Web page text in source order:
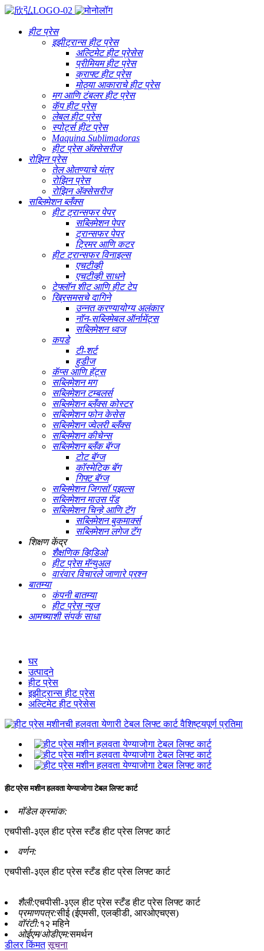
हीट प्रेस
इझीट्रान्स हीट प्रेस
अल्टिमेट हीट प्रेसेस
प्रीमियम हीट प्रेस
क्राफ्ट हीट प्रेस
मोठ्या आकाराचे हीट प्रेस
मग आणि टंबलर हीट प्रेस
कॅप हीट प्रेस
लेबल हीट प्रेस
स्पोर्ट्स हीट प्रेस
Maquina Sublimadoras
हीट प्रेस ॲक्सेसरीज
रोझिन प्रेस
तेल ओतण्याचे यंत्र
रोझिन प्रेस
रोझिन ॲक्सेसरीज
सब्लिमेशन ब्लँक्स
हीट ट्रान्सफर पेपर
सब्लिमेशन पेपर
ट्रान्सफर पेपर
ट्रिमर आणि कटर
हीट ट्रान्सफर विनाइल्स
एचटीव्ही
एचटीव्ही साधने
टेफ्लॉन शीट आणि हीट टेप
ख्रिसमसचे दागिने
उन्नत करण्यायोग्य अलंकार
नॉन-सब्लिमेबल ऑर्नामेंट्स
सब्लिमेशन ध्वज
कपडे
टी-शर्ट
हुडीज
कॅप्स आणि हॅट्स
सब्लिमेशन मग
सब्लिमेशन टम्बलर्स
सब्लिमेशन ब्लँक्स कोस्टर
सब्लिमेशन फोन केसेस
सब्लिमेशन ज्वेलरी ब्लँक्स
सब्लिमेशन कीचेन्स
सब्लिमेशन ब्लँक बॅग्ज
टोट बॅग्ज
कॉस्मेटिक बॅग
गिफ्ट बॅग्ज
सब्लिमेशन जिगसॉ पझल्स
सब्लिमेशन माउस पॅड
सब्लिमेशन चिन्हे आणि टॅग
सब्लिमेशन बुकमार्क्स
सब्लिमेशन लगेज टॅग
शिक्षण केंद्र
शैक्षणिक व्हिडिओ
हीट प्रेस मॅन्युअल
वारंवार विचारले जाणारे प्रश्न
बातम्या
कंपनी बातम्या
हीट प्रेस न्यूज
आमच्याशी संपर्क साधा
घर
उत्पादने
हीट प्रेस
इझीट्रान्स हीट प्रेस
अल्टिमेट हीट प्रेसेस
हीट प्रेस मशीन हलवता येण्याजोगा टेबल लिफ्ट कार्ट
मॉडेल क्रमांक:
एचपीसी-३एल हीट प्रेस स्टँड हीट प्रेस लिफ्ट कार्ट
वर्णन:
एचपीसी-३एल हीट प्रेस स्टँड हीट प्रेस लिफ्ट कार्ट
शैली:एचपीसी-३एल हीट प्रेस स्टँड हीट प्रेस लिफ्ट कार्ट
प्रमाणपत्र:सीई (ईएमसी, एलव्हीडी, आरओएचएस)
वॉरंटी:१२ महिने
ओईएम/ओडीएम:समर्थन
डीलर किंमत सूचना